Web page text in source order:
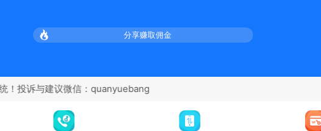
分享赚取佣金